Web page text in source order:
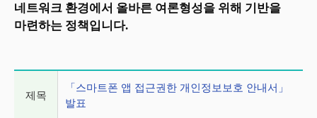
네트워크 환경에서 올바른 여론형성을 위해 기반을
마련하는 정책입니다.
게시글 상세 정보
제목
「스마트폰 앱 접근권한 개인정보보호 안내서」
발표